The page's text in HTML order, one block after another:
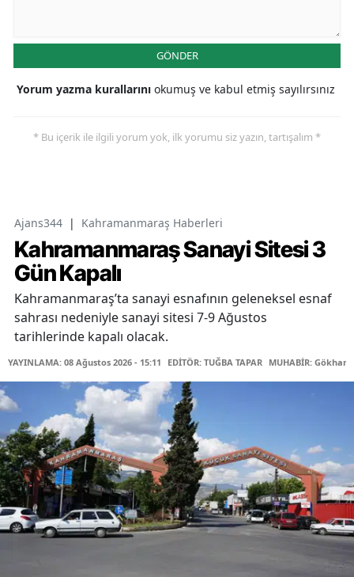
GÖNDER
Yorum yazma kurallarını okumuş ve kabul etmiş sayılırsınız
* Bu içerik ile ilgili yorum yok, ilk yorumu siz yazın, tartışalım *
Ajans344 | Kahramanmaraş Haberleri
Kahramanmaraş Sanayi Sitesi 3
Gün Kapalı
Kahramanmaraş’ta sanayi esnafının geleneksel esnaf
sahrası nedeniyle sanayi sitesi 7-9 Ağustos
tarihlerinde kapalı olacak.
YAYINLAMA: 08 Ağustos 2026 - 15:11 EDİTÖR: TUĞBA TAPAR MUHABİR: Gökhan